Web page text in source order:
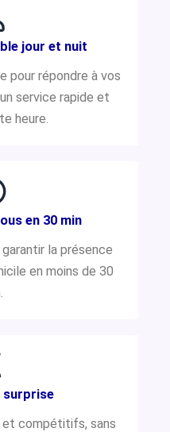
jour et nuit
pour répondre à vos
service rapide et
heure.
en 30 min
la présence
en moins de 30
surprise
compétitifs, sans